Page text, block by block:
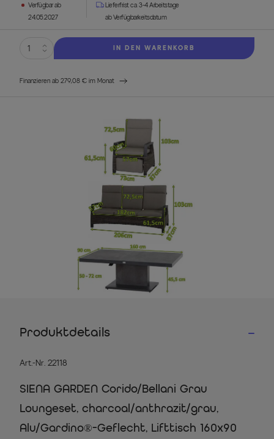
Verfügbar ab
24.05.2027
Lieferfrist ca. 3-4 Arbeitstage
ab Verfügbarkeitsdatum
IN DEN WARENKORB
Finanzieren ab 279,08 € im Monat
Produktdetails
Art.-Nr. 22118
SIENA GARDEN Corido/Bellani Grau
Loungeset, charcoal/anthrazit/grau,
Alu/Gardino®-Geflecht, Lifttisch 160x90